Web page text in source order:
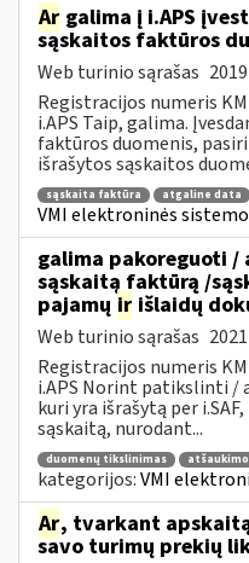
Ar galima į i.APS
sąskaitos faktūros
Web turinio sąrašas
Registracijos numeris
i.APS Taip, galima.
faktūros duomenis,
išrašytos sąskaitos
sąskaita faktūra atgaline data
VMI elektroninės
galima pakoreguoti /
sąskaitą faktūrą /
pajamų ir išlaidų
Web turinio sąrašas
Registracijos numeris
i.APS Norint patikslinti /
kuri yra išrašytą per
sąskaitą, nurodant...
duomenų tikslinimas
kategorijos:VMI
Ar, tvarkant
savo turimų prekių